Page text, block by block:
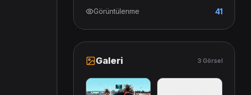
Görüntülenme 41
Galeri 3 Görsel